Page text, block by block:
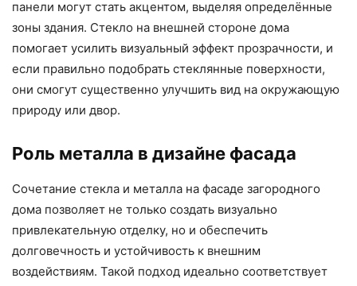
панели могут стать акцентом, выделяя определённые
зоны здания. Стекло на внешней стороне дома
помогает усилить визуальный эффект прозрачности, и
если правильно подобрать стеклянные поверхности,
они смогут существенно улучшить вид на окружающую
природу или двор.
Роль металла в дизайне фасада
Сочетание стекла и металла на фасаде загородного
дома позволяет не только создать визуально
привлекательную отделку, но и обеспечить
долговечность и устойчивость к внешним
воздействиям. Такой подход идеально соответствует